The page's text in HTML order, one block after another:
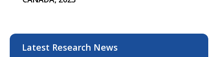
Latest Research News